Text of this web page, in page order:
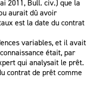
2011, Bull. civ.) que la
aurait dû avoir
est la date du contrat
variables, et il avait
était, par
qui analysait le prêt.
contrat de prêt comme